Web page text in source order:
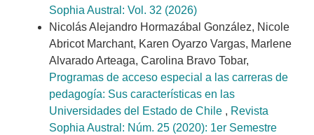
Sophia Austral: Vol. 32 (2026)
Nicolás Alejandro Hormazábal González, Nicole
Abricot Marchant, Karen Oyarzo Vargas, Marlene
Alvarado Arteaga, Carolina Bravo Tobar,
Programas de acceso especial a las carreras de
pedagogía: Sus características en las
Universidades del Estado de Chile , Revista
Sophia Austral: Núm. 25 (2020): 1er Semestre